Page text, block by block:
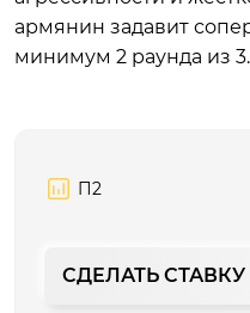
армянин задавит
минимум 2 раунда из 3.
П2
СДЕЛАТЬ СТАВКУ